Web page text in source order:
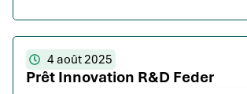
4 août 2025
Prêt Innovation R&D Feder